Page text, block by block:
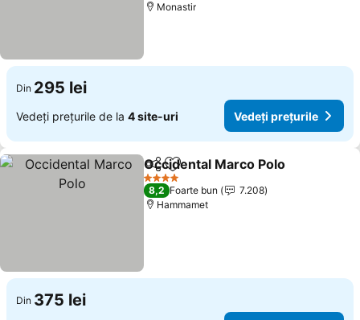
Monastir
Din 295 lei
Vedeți prețurile de la 4 site-uri Vedeți prețurile
DistribuițiAdăugaţi la favorite
Occidental Marco Polo
4 Stele
8,2 Foarte bun
7.208
Hammamet
Din 375 lei